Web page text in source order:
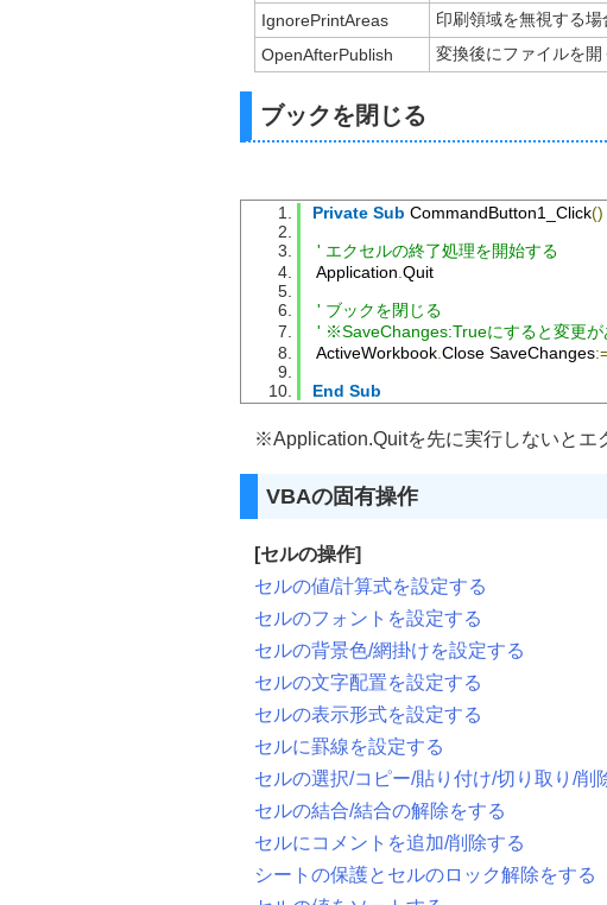
IgnorePrintAreas
印刷領域を無視する
OpenAfterPublish
変換後にファイルを
ブックを閉じる
Private Sub CommandButton1_Click()
' エクセルの終了処理を開始する
Application Quit
' ブックを閉じる
' ※SaveChanges:Trueにすると変更が
ActiveWorkbook Close SaveChanges
End Sub
※Application.Quitを先に実行しないとエ
VBAの固有操作
[セルの操作]
セルの値/計算式を設定する
セルのフォントを設定する
セルの背景色/網掛けを設定する
セルの文字配置を設定する
セルの表示形式を設定する
セルに罫線を設定する
セルの選択/コピー/貼り付け/切り取り/削
セルの結合/結合の解除をする
セルにコメントを追加/削除する
シートの保護とセルのロック解除をする